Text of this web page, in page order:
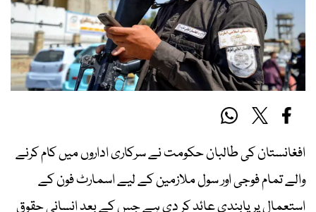
افغانستان کی طالبان حکومت نے سرکاری اداروں میں کام کرنے
والے تمام فوجی اور سول ملازمین کے لیے اسمارٹ فون کے
استعمال پر پابندی عائد کر دی ہے جس کے بعد انسانی حقوق